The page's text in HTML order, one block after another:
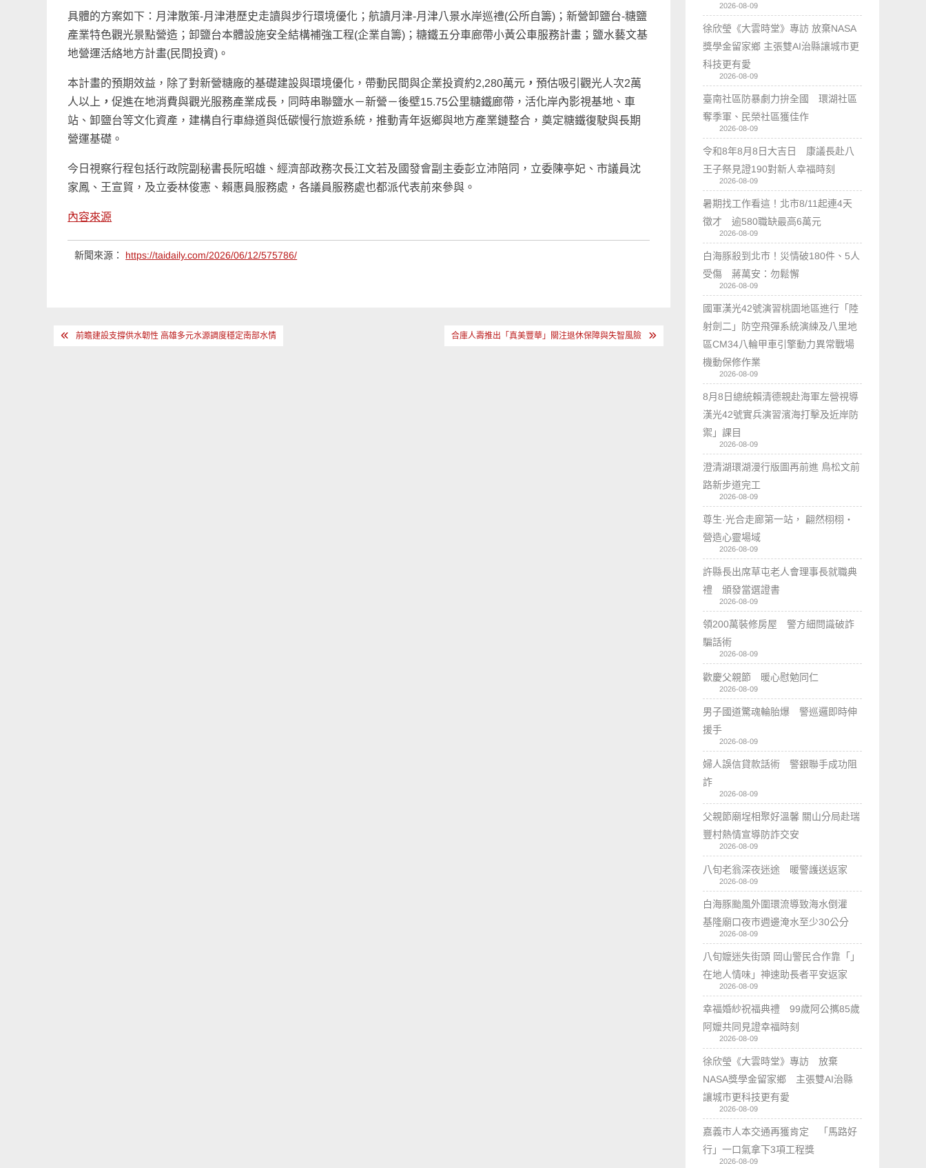
具體的方案如下：月津散策-月津港歷史走讀與步行環境優化；航讀月津-月津八景水岸巡禮(公所自籌)；新營卸鹽台-糖鹽
產業特色觀光景點營造；卸鹽台本體設施安全結構補強工程(企業自籌)；糖鐵五分車廊帶小黃公車服務計畫；鹽水藝文基
地營運活絡地方計畫(民間投資)。
本計畫的預期效益，除了對新營糖廠的基礎建設與環境優化，帶動民間與企業投資約2,280萬元 ，預估吸引觀光人次2萬
人以上 ，促進在地消費與觀光服務產業成長，同時串聯鹽水－新營－後壁15.75公里糖鐵廊帶，活化岸內影視基地、車
站、卸鹽台等文化資產，建構自行車綠道與低碳慢行旅遊系統，推動青年返鄉與地方產業鏈整合，奠定糖鐵復駛與長期
營運基礎。
今日視察行程包括行政院副秘書長阮昭雄、經濟部政務次長江文若及國發會副主委彭立沛陪同，立委陳亭妃、市議員沈
家鳳、王宣貿，及立委林俊憲、賴惠員服務處，各議員服務處也都派代表前來參與。
內容來源
新聞來源： https://taidaily.com/2026/06/12/575786/
文 前瞻建設支撐供水韌性 高雄多元水源調度穩定南部水情 合庫人壽推出「真美豐華」關注退休保障與失智風險
2026-08-09
徐欣瑩《大雲時堂》專訪 放棄NASA
獎學金留家鄉 主張雙AI治縣讓城市更
科技更有愛
2026-08-09
臺南社區防暴劇力拚全國 環湖社區
奪季軍、民榮社區獲佳作
2026-08-09
令和8年8月8日大吉日 康議長赴八
王子祭見證190對新人幸福時刻
2026-08-09
暑期找工作看這！北市8/11起連4天
徵才 逾580職缺最高6萬元
2026-08-09
白海豚殺到北市！災情破180件、5人
受傷 蔣萬安：勿鬆懈
2026-08-09
國軍漢光42號演習桃園地區進行「陸
射劍二」防空飛彈系統演練及八里地
區CM34八輪甲車引擎動力異常戰場
機動保修作業
2026-08-09
8月8日總統賴清德親赴海軍左營視導
漢光42號實兵演習濱海打擊及近岸防
禦」課目
2026-08-09
澄清湖環湖漫行版圖再前進 鳥松文前
路新步道完工
2026-08-09
尊生·光合走廊第一站， 翩然栩栩・
營造心靈場域
2026-08-09
許縣長出席草屯老人會理事長就職典
禮 頒發當選證書
2026-08-09
領200萬裝修房屋 警方細問識破詐
騙話術
2026-08-09
歡慶父親節 暖心慰勉同仁
2026-08-09
男子國道驚魂輪胎爆 警巡邏即時伸
援手
2026-08-09
婦人誤信貸款話術 警銀聯手成功阻
詐
2026-08-09
父親節廟埕相聚好溫馨 關山分局赴瑞
豐村熱情宣導防詐交安
2026-08-09
八旬老翁深夜迷途 暖警護送返家
2026-08-09
白海豚颱風外圍環流導致海水倒灌
基隆廟口夜市週邊淹水至少30公分
2026-08-09
八旬嬤迷失街頭 岡山警民合作靠「」
在地人情味」神速助長者平安返家
2026-08-09
幸福婚紗祝福典禮 99歲阿公𢹂85歲
阿嬤共同見證幸福時刻
2026-08-09
徐欣瑩《大雲時堂》專訪 放棄
NASA獎學金留家鄉 主張雙AI治縣
讓城市更科技更有愛
2026-08-09
嘉義市人本交通再獲肯定 「馬路好
行」一口氣拿下3項工程獎
2026-08-09